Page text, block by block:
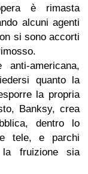
è rimasta
alcuni agenti
si sono accorti
americana,
quanto la
la propria
Banksy, crea
dentro lo
tele, e parchi
la fruizione sia